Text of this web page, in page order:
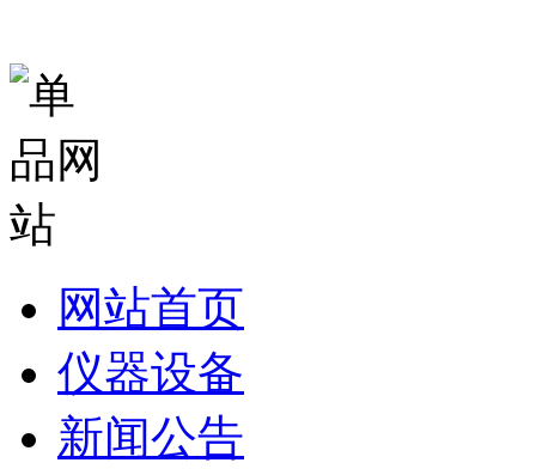
网站首页
仪器设备
新闻公告